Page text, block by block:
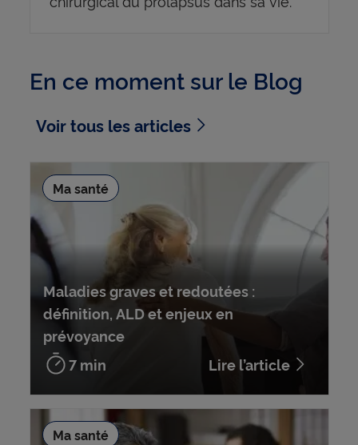
En ce moment sur le Blog
Voir tous les articles
Maladies graves et redoutées :
définition, ALD et enjeux en
prévoyance
7 min
Lire l’article
Ma santé
Ma santé